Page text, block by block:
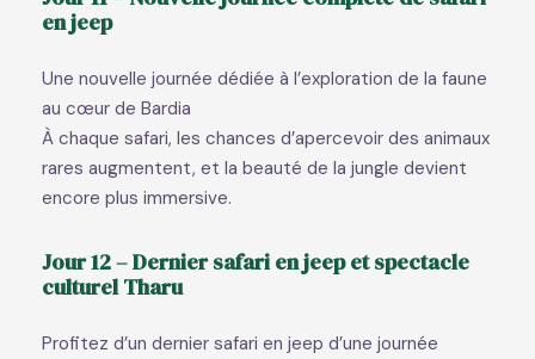
en jeep
Une nouvelle journée dédiée à l’exploration de la faune
au cœur de Bardia
À chaque safari, les chances d’apercevoir des animaux
rares augmentent, et la beauté de la jungle devient
encore plus immersive.
Jour 12 – Dernier safari en jeep et spectacle
culturel Tharu
Profitez d’un dernier safari en jeep d’une journée